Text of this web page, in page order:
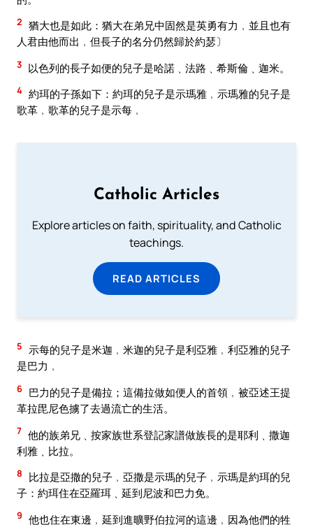
2 猶大也是如此：猶大在弟兄中固然是英勇有力﹐並且也有
人君由他而出﹐但長子的名分仍然歸於約瑟〕
3 以色列的長子如便的兒子是哈諾﹑法路﹑希斯倫﹑迦米。
4 約珥的子孫如下：約珥的兒子是示瑪雅﹐示瑪雅的兒子是
歌革﹐歌革的兒子是示每﹐
Catholic Articles
Explore articles on faith, spirituality, and Catholic
teachings.
READ ARTICLES
5 示每的兒子是米迦﹐米迦的兒子是利亞雅﹐利亞雅的兒子
是巴力﹐
6 巴力的兒子是備拉；這備拉做如便人的首領﹐被亞述王提
革拉毘尼色擄了去過流亡的生活。
7 他的族弟兄﹑按家族世系登記家譜做族長的是耶利﹑撒迦
利雅﹑比拉。
8
比拉是亞撒的兒子﹐亞撒是示瑪的兒子﹐示瑪是約珥的兒
子：約珥住在亞羅珥﹑延到尼波和巴力免。
9 他也住在東邊﹐延到進曠野伯拉河的這邊﹐因為他們的牲